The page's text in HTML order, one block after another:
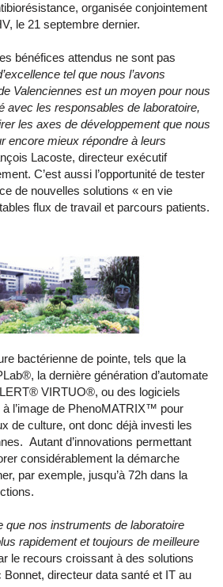
organisée conjointement
le 21 septembre dernier.
bénéfices attendus ne sont pas
tel que nous l’avons
Valenciennes est un moyen pour nous
avec les responsables de laboratoire,
les axes de développement que nous
encore mieux répondre à leurs
Lacoste, directeur exécutif
C’est aussi l’opportunité de tester
de nouvelles solutions « en vie
flux de travail et parcours patients.
bactérienne de pointe, tels que la
la dernière génération d’automate
VIRTUO®, ou des logiciels
à l’image de PhenoMATRIX™ pour
de culture, ont donc déjà investi les
Autant d’innovations permettant
considérablement la démarche
par exemple, jusqu’à 72h dans la
que nos instruments de laboratoire
rapidement et toujours de meilleure
le recours croissant à des solutions
Bonnet, directeur data santé et IT au